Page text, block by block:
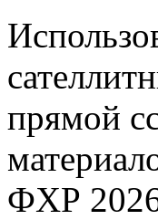
прямой
ФХР